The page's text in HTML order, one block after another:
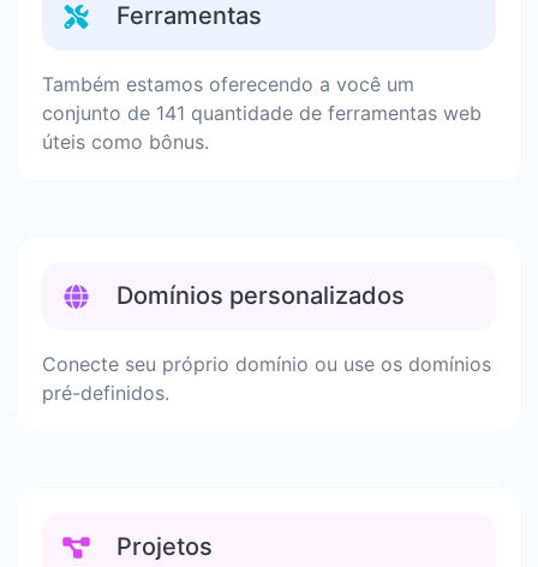
Ferramentas
Também estamos oferecendo a você um
conjunto de 141 quantidade de ferramentas web
úteis como bônus.
Domínios personalizados
Conecte seu próprio domínio ou use os domínios
pré-definidos.
Projetos